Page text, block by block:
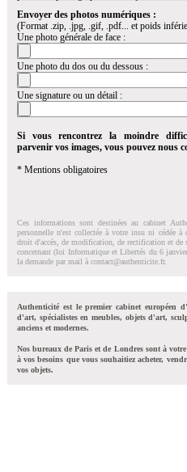
Envoyer des photos numériques :
(Format .zip, .jpg, .gif, .pdf... et poids
Une photo générale de face :
Une photo du dos ou du dessous :
Une signature ou un détail :
Si vous rencontrez la moindre
parvenir vos images, vous pouvez nous
* Mentions obligatoires
Ces informations sont destinées au cabinet
personnelle n'est collectée à votre insu ni cédée à
droit d'accés, de modification, de rectification et de
concernant (loi Informatique et Libertés du 6
la demande par mail à contact@authenticite.fr.
Authenticité est le premier cabinet européen
d'art, spécialistes en meubles, objets d'art,
anciens et modernes.
Nos bureaux de Paris et de Londres sont à
à vos besoins que vous souhaitiez acheter,
vos objets.